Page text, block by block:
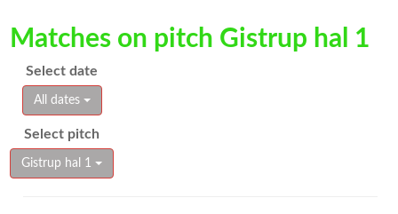
Matches on pitch Gistrup hal 1
Select date
All dates
Select pitch
Gistrup hal 1